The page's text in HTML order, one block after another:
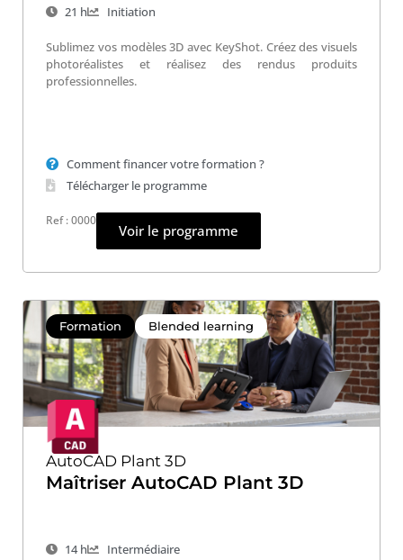
21 h Initiation
Sublimez vos modèles 3D avec KeyShot. Créez des visuels
photoréalistes et réalisez des rendus produits
professionnelles.
Comment financer votre formation ?
Télécharger le programme
Ref : 0000
Voir le programme
Formation Blended learning
AutoCAD Plant 3D
Maîtriser AutoCAD Plant 3D
14 h Intermédiaire